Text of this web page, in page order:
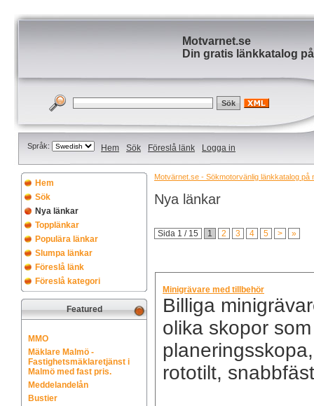
Motvarnet.se
Din gratis länkkatalog
Språk: Hem Sök Föreslå länk Logga in
Hem
Sök
Nya länkar
Topplänkar
Populära länkar
Slumpa länkar
Föreslå länk
Föreslå kategori
Featured
MMO
Mäklare Malmö -
Fastighetsmäklaretjänst i
Malmö med fast pris.
Meddelandelån
Bustier
Motvärnet.se - Sökmotorvänlig länkkatalog på
Nya länkar
Sida 1 / 15 1 2 3 4 5 > »
Minigrävare med tillbehör
Billiga
olika skopor
rototilt,